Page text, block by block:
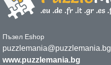
Пъзел Eshop
puzzlemania@puzzlemania.bg
www.puzzlemania.bg